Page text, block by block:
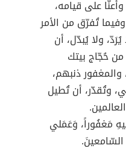
على قيامه،
تُفرّق من الأمر
ولا يُبدّل، أن
حُجّاج بيتك
ذنبهم،
وتُقدّر، أن تُطيل
مَغفُوراً، وَعَمَلي